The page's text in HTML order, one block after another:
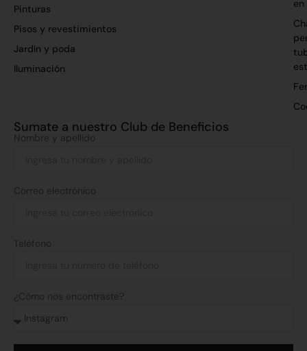
Pinturas
Pisos y revestimientos
Jardín y poda
Iluminación
en
Sumate a nuestro Club de Beneficios
Nombre y apellido
Correo electrónico
Teléfono
¿Cómo nos encontraste?